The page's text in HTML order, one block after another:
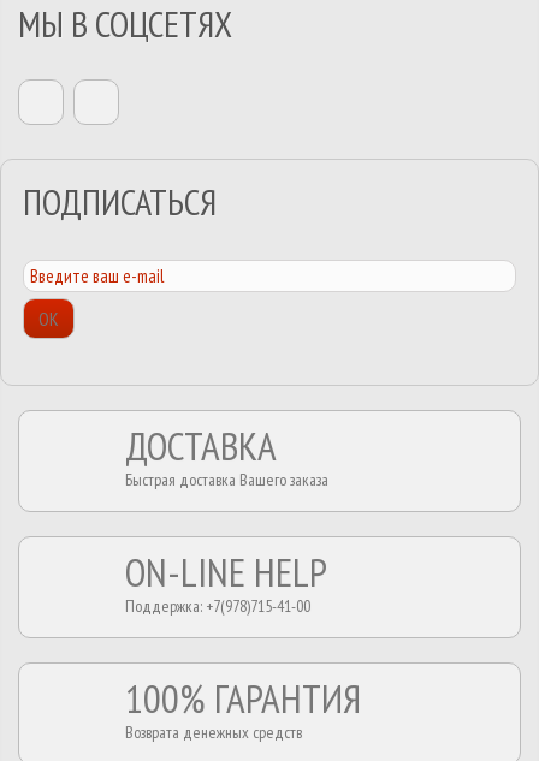
МЫ В СОЦСЕТЯХ
ПОДПИСАТЬСЯ
ОК
ДОСТАВКА
Быстрая доставка Вашего заказа
ON-LINE HELP
Поддержка: +7(978)715-41-00
100% ГАРАНТИЯ
Возврата денежных средств